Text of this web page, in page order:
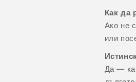
Как да
Ако не
или
Да —